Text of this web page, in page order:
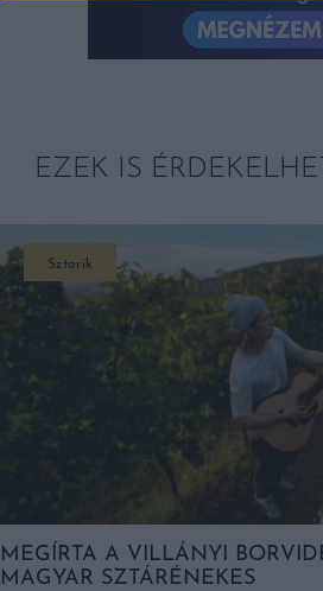
EZEK IS
Sztorik
MEGÍRTA A VILLÁNYI
MAGYAR SZTÁRÉNEKES